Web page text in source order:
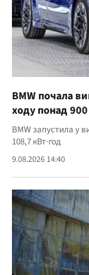
BMW почала
ходу понад
BMW запустила у
108,7 кВт·год
9.08.2026 14:40